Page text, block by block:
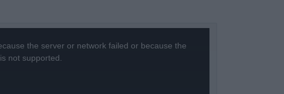
the server or network failed or because the
not supported.